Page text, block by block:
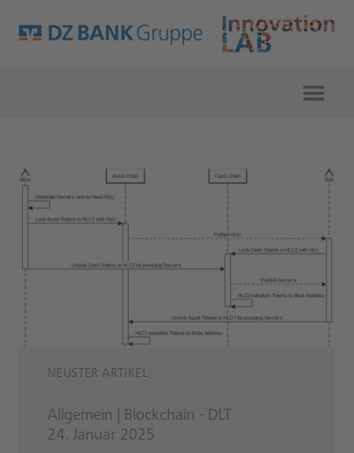
NEUSTER ARTIKEL
Allgemein
Blockchain - DLT
24. Januar 2025